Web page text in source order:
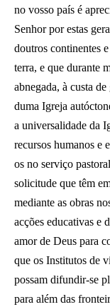
no vosso país é
Senhor por estas
doutros continentes
terra, e que durante
abnegada, à custa
duma Igreja
a universalidade da
recursos humanos e
os no serviço
solicitude que têm
mediante as obras
acções educativas e
amor de Deus para
que os Institutos de
possam difundir-se
para além das